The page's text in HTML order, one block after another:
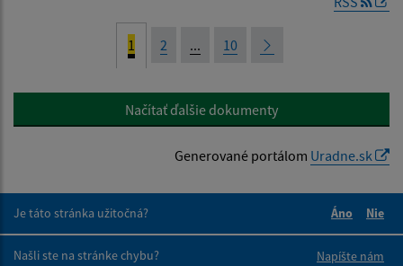
1 2 ... 10
Načítať ďalšie dokumenty
Generované portálom Uradne.sk
Je táto stránka užitočná?
Áno
Nie
Našli ste na stránke chybu?
Napíšte nám